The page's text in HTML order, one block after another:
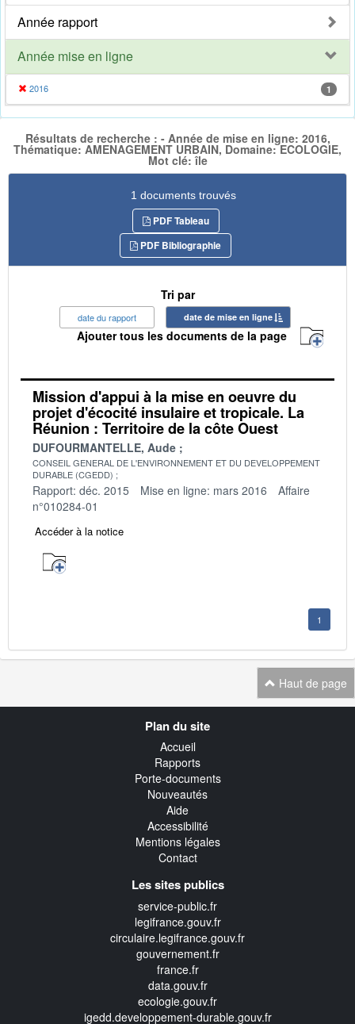
Année rapport
Année mise en ligne
2016 1
Résultats de recherche : - Année de mise en ligne: 2016,
Thématique: AMENAGEMENT URBAIN, Domaine: ECOLOGIE,
Mot clé: île
1 documents trouvés
PDF Tableau
PDF Bibliographie
Tri par
date du rapport date de mise en ligne
Ajouter tous les documents de la page
Mission d'appui à la mise en oeuvre du
projet d'écocité insulaire et tropicale. La
Réunion : Territoire de la côte Ouest
DUFOURMANTELLE, Aude
CONSEIL GENERAL DE L'ENVIRONNEMENT ET DU DEVELOPPEMENT
DURABLE (CGEDD)
Rapport: déc. 2015 Mise en ligne: mars 2016
Affaire
n°010284-01
Accéder à la notice
1
Haut de page
Plan du site
Accueil
Rapports
Porte-documents
Nouveautés
Aide
Accessibilité
Mentions légales
Contact
Les sites publics
service-public.fr
legifrance.gouv.fr
circulaire.legifrance.gouv.fr
gouvernement.fr
france.fr
data.gouv.fr
ecologie.gouv.fr
igedd.developpement-durable.gouv.fr